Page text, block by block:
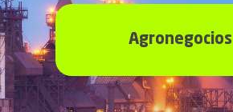
Agronegocios